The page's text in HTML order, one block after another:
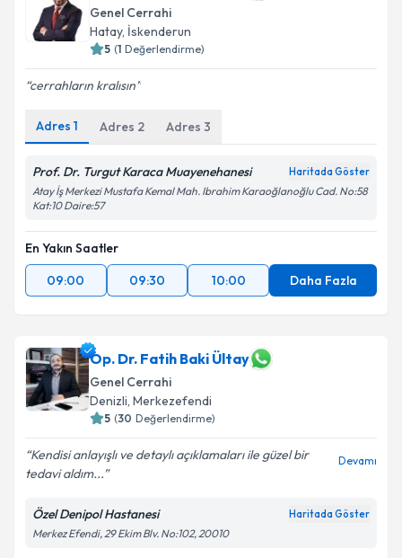
takvim hazırlandığında e-posta ile bilgilendireceğiz.
E-posta Adresiniz
Kişisel verilerimin işlenmesine ilişkinAydınlatma
Metni 'ni okudum ve kişisel verilerimin belirtilen
kapsamda işlenmesini kabul ediyorum.
Takvim Talebini Gönder
Genel Cerrahi
Hatay, İskenderun
5 (1 Değerlendirme)
cerrahların kralısın
Adres 1 Adres 2 Adres 3
Prof. Dr. Turgut Karaca Muayenehanesi Haritada Göster
Atay İş Merkezi Mustafa Kemal Mah. Ibrahim Karaoğlanoğlu Cad. No:58
Kat:10 Daire:57
En Yakın Saatler
09:00
09:30 10:00 Daha Fazla
Op. Dr. Fatih Baki Ültay
Genel Cerrahi
Denizli, Merkezefendi
5 (30 Değerlendirme)
Kendisi anlayışlı ve detaylı açıklamaları ile güzel bir
tedavi aldım...
Devamı
Özel Denipol Hastanesi Haritada Göster
Merkez Efendi, 29 Ekim Blv. No:102, 20010